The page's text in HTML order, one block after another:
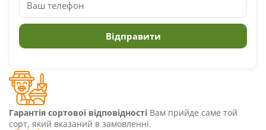
Гарантія сортової відповідності Вам прийде саме той
сорт, який вказаний в замовленні.